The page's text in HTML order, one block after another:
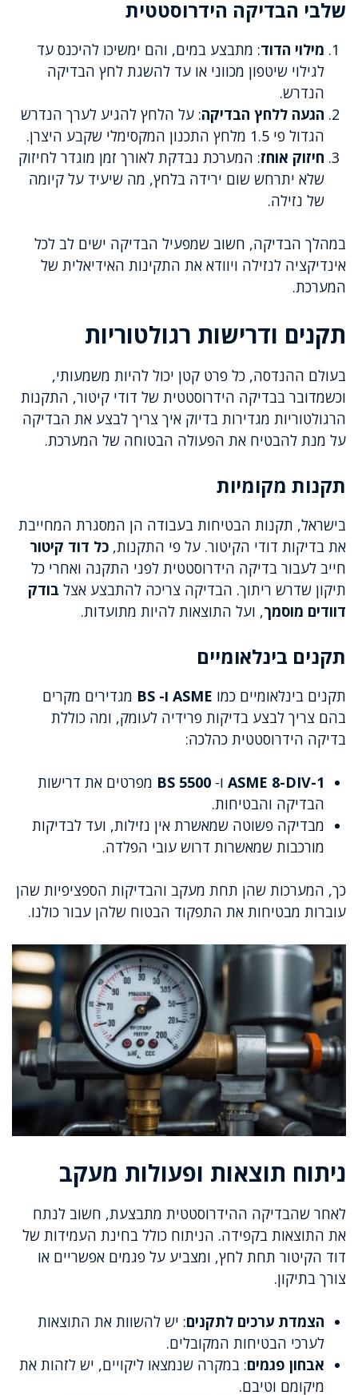
שלבי הבדיקה הידרוסטטית
מילוי הדוד: מתבצע במים, והם ימשיכו להיכנס עד
לגילוי שיטפון מכווני או עד להשגת לחץ הבדיקה
הנדרש.
הגעה ללחץ הבדיקה: על הלחץ להגיע לערך הנדרש
הגדול פי 1.5 מלחץ התכנון המקסימלי שקבע היצרן.
חיזוק אוחז: המערכת נבדקת לאורך זמן מוגדר לחיזוק
שלא יתרחש שום ירידה בלחץ, מה שיעיד על קיומה
של נזילה.
במהלך הבדיקה, חשוב שמפעיל הבדיקה ישים לב לכל
אינדיקציה לנזילה ויוודא את התקינות האידיאלית של
המערכת.
תקנים ודרישות רגולטוריות
בעולם ההנדסה, כל פרט קטן יכול להיות משמעותי,
וכשמדובר בבדיקה הידרוסטטית של דודי קיטור, התקנות
הרגולטוריות מגדירות בדיוק איך צריך לבצע את הבדיקה
על מנת להבטיח את הפעולה הבטוחה של המערכת.
תקנות מקומיות
בישראל, תקנות הבטיחות בעבודה הן המסגרת המחייבת
את בדיקות דודי הקיטור. על פי התקנות, כל דוד קיטור
חייב לעבור בדיקה הידרוסטטית לפני התקנה ואחרי כל
תיקון שדרש ריתוך. הבדיקה צריכה להתבצע אצל בודק
דוודים מוסמך, ועל התוצאות להיות מתועדות.
תקנים בינלאומיים
תקנים בינלאומיים כמו ASME ו- BS
מגדירים מקרים
בהם צריך לבצע בדיקות פרידיה לעומק, ומה כוללת
בדיקה הידרוסטטית כהלכה:
ASME 8-DIV-1 ו- BS 5500 מפרטים את דרישות
הבדיקה והבטיחות.
מבדיקה פשוטה שמאשרת אין נזילות, ועד לבדיקות
מורכבות שמאשרות דרוש עובי הפלדה.
כך, המערכות שהן תחת מעקב והבדיקות הספציפיות שהן
עוברות מבטיחות את התפקוד הבטוח שלהן עבור כולנו.
ניתוח תוצאות ופעולות מעקב
לאחר שהבדיקה ההידרוסטטית מתבצעת, חשוב לנתח
את התוצאות בקפידה. הניתוח כולל בחינת העמידות של
דוד הקיטור תחת לחץ, ומצביע על פגמים אפשריים או
צורך בתיקון.
הצמדת ערכים לתקנים: יש להשוות את התוצאות
לערכי הבטיחות המקובלים.
אבחון פגמים: במקרה שנמצאו ליקויים, יש לזהות את
מיקומם וטיבם.